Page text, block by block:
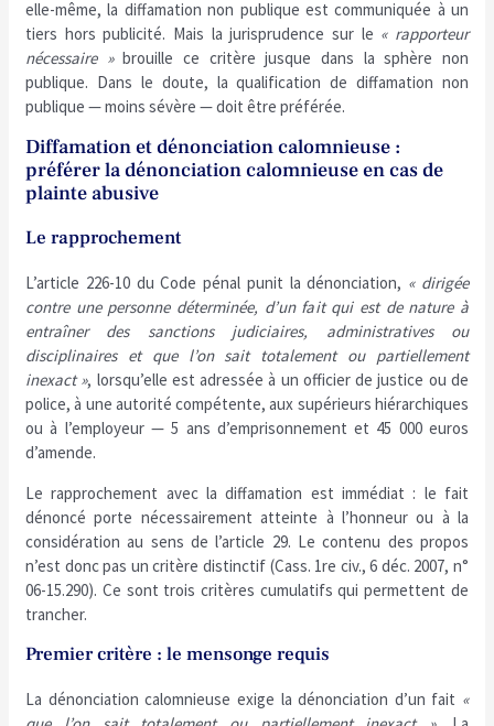
elle-même, la diffamation non publique est communiquée à un
tiers hors publicité. Mais la jurisprudence sur le « rapporteur
nécessaire »brouille ce critère jusque dans la sphère non
publique. Dans le doute, la qualification de diffamation non
publique — moins sévère — doit être préférée.
Diffamation et dénonciation calomnieuse :
préférer la dénonciation calomnieuse en cas de
plainte abusive
Le rapprochement
L’article 226-10 du Code pénal punit la dénonciation, « dirigée
contre une personne déterminée, d’un fait qui est de nature à
entraîner des sanctions judiciaires, administratives ou
disciplinaires et que l’on sait totalement ou partiellement
inexact », lorsqu’elle est adressée à un officier de justice ou de
police, à une autorité compétente, aux supérieurs hiérarchiques
ou à l’employeur — 5 ans d’emprisonnement et 45 000 euros
d’amende.
Le rapprochement avec la diffamation est immédiat : le fait
dénoncé porte nécessairement atteinte à l’honneur ou à la
considération au sens de l’article 29. Le contenu des propos
n’est donc pas un critère distinctif (Cass. 1re civ., 6 déc. 2007, n°
06-15.290). Ce sont trois critères cumulatifs qui permettent de
trancher.
Premier critère : le mensonge requis
La dénonciation calomnieuse exige la dénonciation d’un fait «